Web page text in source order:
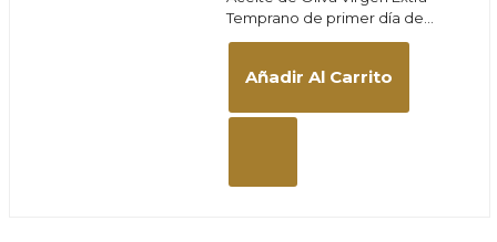
0
Temprano de primer día de...
Añadir Al Carrito